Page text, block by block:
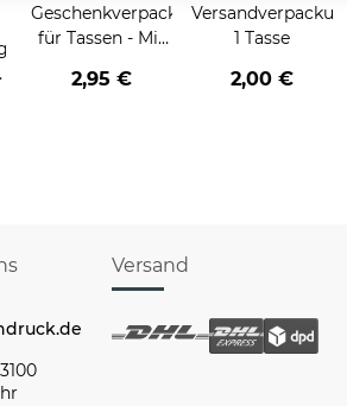
Geschenkverpackung
für Tassen - Mit
2,95 €
Versandverpackung
1 Tasse
2,00 €
Versand